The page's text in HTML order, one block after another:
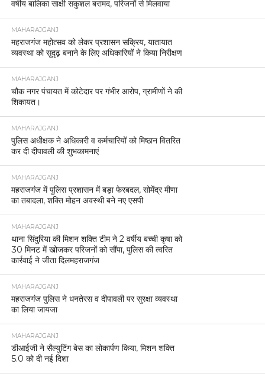
वर्षीय बालिका साक्षी सकुशल बरामद, परिजनों से मिलवाया
MAHARAJGANJ
महराजगंज महोत्सव को लेकर प्रशासन सक्रिय, यातायात
व्यवस्था को सुदृढ़ बनाने के लिए अधिकारियों ने किया निरीक्षण
MAHARAJGANJ
चौक नगर पंचायत में कोटेदार पर गंभीर आरोप, ग्रामीणों ने की
शिकायत।
MAHARAJGANJ
पुलिस अधीक्षक ने अधिकारी व कर्मचारियों को मिष्ठान वितरित
कर दी दीपावली की शुभकामनाएं
MAHARAJGANJ
महराजगंज में पुलिस प्रशासन में बड़ा फेरबदल, सोमेंद्र मीणा
का तबादला, शक्ति मोहन अवस्थी बने नए एसपी
MAHARAJGANJ
थाना सिंदुरिया की मिशन शक्ति टीम ने 2 वर्षीय बच्ची कृषा को
30 मिनट में खोजकर परिजनों को सौंपा, पुलिस की त्वरित
कार्रवाई ने जीता दिलमहराजगंज
MAHARAJGANJ
महराजगंज पुलिस ने धनतेरस व दीपावली पर सुरक्षा व्यवस्था
का लिया जायजा
MAHARAJGANJ
डीआईजी ने सैल्युटिंग बेस का लोकार्पण किया, मिशन शक्ति
5.0 को दी नई दिशा